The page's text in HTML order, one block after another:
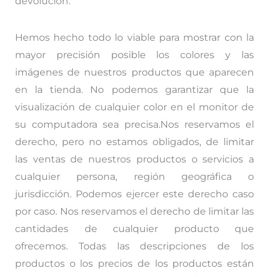
Hemos hecho todo lo viable para mostrar con la
mayor precisión posible los colores y las
imágenes de nuestros productos que aparecen
en la tienda. No podemos garantizar que la
visualización de cualquier color en el monitor de
su computadora sea precisa.Nos reservamos el
derecho, pero no estamos obligados, de limitar
las ventas de nuestros productos o servicios a
cualquier persona, región geográfica o
jurisdicción. Podemos ejercer este derecho caso
por caso. Nos reservamos el derecho de limitar las
cantidades de cualquier producto que
ofrecemos. Todas las descripciones de los
productos o los precios de los productos están